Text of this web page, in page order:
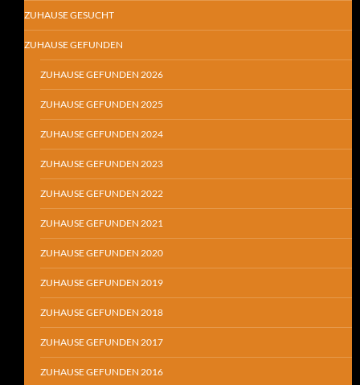
ZUHAUSE GESUCHT
ZUHAUSE GEFUNDEN
ZUHAUSE GEFUNDEN 2026
ZUHAUSE GEFUNDEN 2025
ZUHAUSE GEFUNDEN 2024
ZUHAUSE GEFUNDEN 2023
ZUHAUSE GEFUNDEN 2022
ZUHAUSE GEFUNDEN 2021
ZUHAUSE GEFUNDEN 2020
ZUHAUSE GEFUNDEN 2019
ZUHAUSE GEFUNDEN 2018
ZUHAUSE GEFUNDEN 2017
ZUHAUSE GEFUNDEN 2016